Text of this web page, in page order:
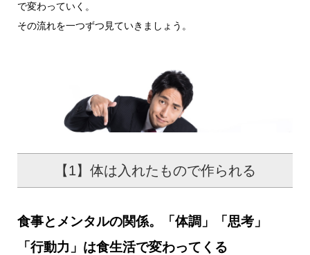
で変わっていく。
その流れを一つずつ見ていきましょう。
【1】体は入れたもので作られる
食事とメンタルの関係。「体調」「思考」
「行動力」は食生活で変わってくる